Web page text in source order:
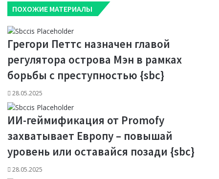
ПОХОЖИЕ МАТЕРИАЛЫ
Грегори Петтс назначен главой
регулятора острова Мэн в рамках
борьбы с преступностью {sbc}
28.05.2025
ИИ-геймификация от Promofy
захватывает Европу – повышай
уровень или оставайся позади {sbc}
28.05.2025